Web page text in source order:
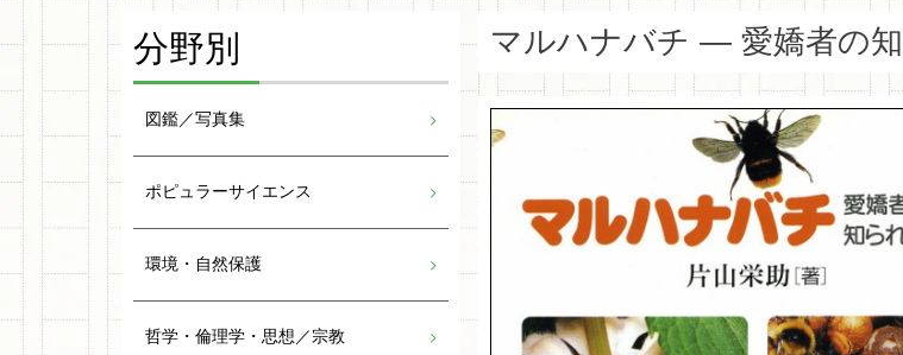
マルハナバチ ― 愛嬌者の
分野別
図鑑／写真集
ポピュラーサイエンス
環境・自然保護
哲学・倫理学・思想／宗教